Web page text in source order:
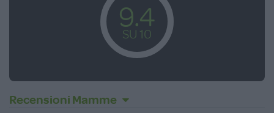
9.4
SU 10
Recensioni Mamme